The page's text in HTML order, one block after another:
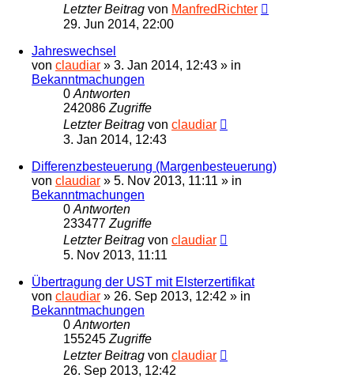
Letzter Beitrag von ManfredRichter
29. Jun 2014, 22:00
Jahreswechsel
von claudiar » 3. Jan 2014, 12:43 » in
Bekanntmachungen
0 Antworten
242086 Zugriffe
Letzter Beitrag von claudiar
3. Jan 2014, 12:43
Differenzbesteuerung (Margenbesteuerung)
von claudiar » 5. Nov 2013, 11:11 » in
Bekanntmachungen
0 Antworten
233477 Zugriffe
Letzter Beitrag von claudiar
5. Nov 2013, 11:11
Übertragung der UST mit Elsterzertifikat
von claudiar » 26. Sep 2013, 12:42 » in
Bekanntmachungen
0 Antworten
155245 Zugriffe
Letzter Beitrag von claudiar
26. Sep 2013, 12:42